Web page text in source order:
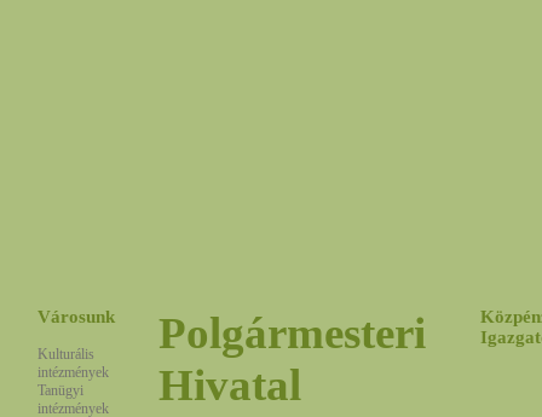
Városunk
Kulturális
intézmények
Tanügyi
intézmények
Polgármesteri
Hivatal